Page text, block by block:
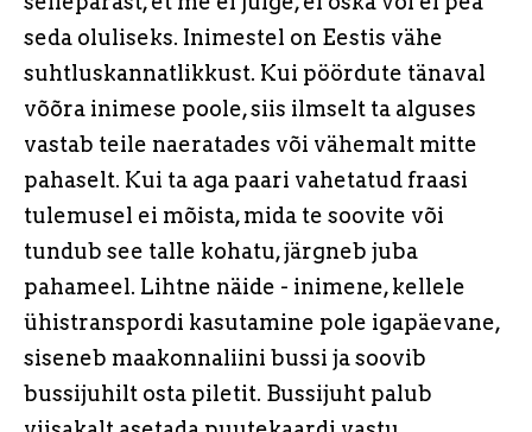
seda oluliseks. Inimestel on Eestis vähe
suhtluskannatlikkust. Kui pöördute tänaval
võõra inimese poole, siis ilmselt ta alguses
vastab teile naeratades või vähemalt mitte
pahaselt. Kui ta aga paari vahetatud fraasi
tulemusel ei mõista, mida te soovite või
tundub see talle kohatu, järgneb juba
pahameel. Lihtne näide - inimene, kellele
ühistranspordi kasutamine pole igapäevane,
siseneb maakonnaliini bussi ja soovib
bussijuhilt osta piletit. Bussijuht palub